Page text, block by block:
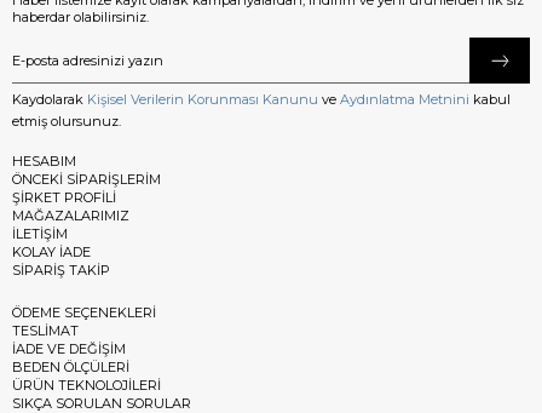
haberdar olabilirsiniz.
Kaydolarak Kişisel Verilerin Korunması Kanunu ve Aydınlatma Metnini kabul
etmiş olursunuz.
HESABIM
ÖNCEKİ SİPARİŞLERİM
ŞİRKET PROFİLİ
MAĞAZALARIMIZ
İLETİŞİM
KOLAY İADE
SİPARİŞ TAKİP
ÖDEME SEÇENEKLERİ
TESLİMAT
İADE VE DEĞİŞİM
BEDEN ÖLÇÜLERİ
ÜRÜN TEKNOLOJİLERİ
SIKÇA SORULAN SORULAR